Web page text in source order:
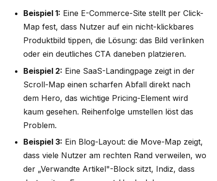
Beispiel 1: Eine E-Commerce-Site stellt per Click-
Map fest, dass Nutzer auf ein nicht-klickbares
Produktbild tippen, die Lösung: das Bild verlinken
oder ein deutliches CTA daneben platzieren.
Beispiel 2: Eine SaaS-Landingpage zeigt in der
Scroll-Map einen scharfen Abfall direkt nach
dem Hero, das wichtige Pricing-Element wird
kaum gesehen. Reihenfolge umstellen löst das
Problem.
Beispiel 3: Ein Blog-Layout: die Move-Map zeigt,
dass viele Nutzer am rechten Rand verweilen, wo
der „Verwandte Artikel"-Block sitzt, Indiz, dass